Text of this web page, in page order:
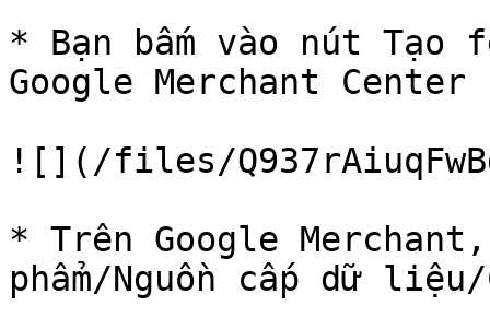
* Bạn bấm vào nút Tạo
Google Merchant Center
![](/files/
* Trên Google
phẩm/Nguồn cấp dữ